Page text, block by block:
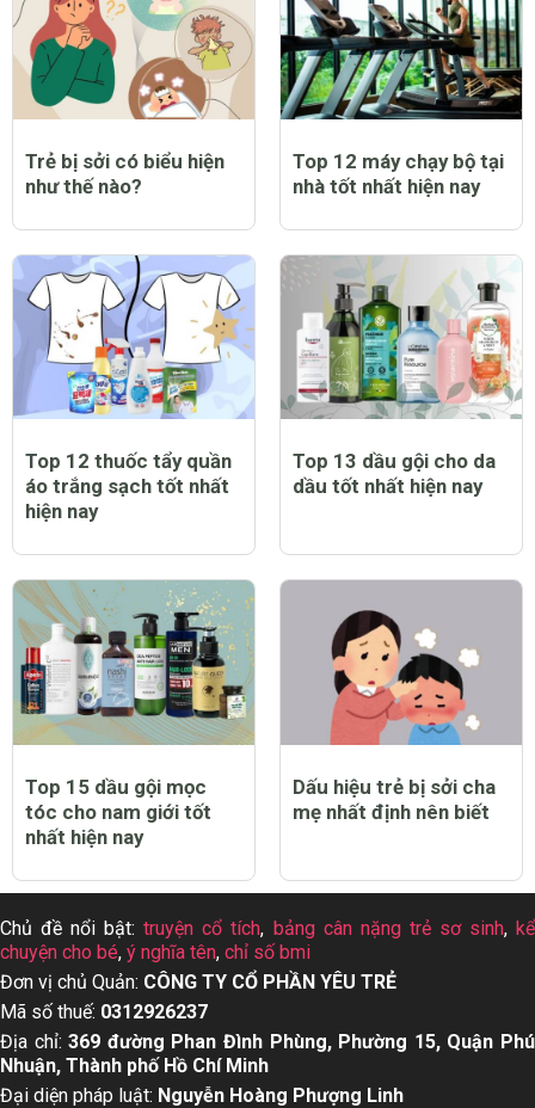
Trẻ bị sởi có biểu hiện
như thế nào?
Top 12 máy chạy bộ tại
nhà tốt nhất hiện nay
Top 12 thuốc tẩy quần
áo trắng sạch tốt nhất
hiện nay
Top 13 dầu gội cho da
dầu tốt nhất hiện nay
Top 15 dầu gội mọc
tóc cho nam giới tốt
nhất hiện nay
Dấu hiệu trẻ bị sởi cha
mẹ nhất định nên biết
Chủ đề nổi bật:truyện cổ tích, bảng cân nặng trẻ sơ sinh,kể
chuyện cho bé, ý nghĩa tên, chỉ số bmi
Đơn vị chủ Quản: CÔNG TY CỔ PHẦN YÊU TRẺ
Mã số thuế: 0312926237
Địa chỉ:369 đường Phan Đình Phùng, Phường 15, Quận Phú
Nhuận, Thành phố Hồ Chí Minh
Đại diện pháp luật: Nguyễn Hoàng Phượng Linh